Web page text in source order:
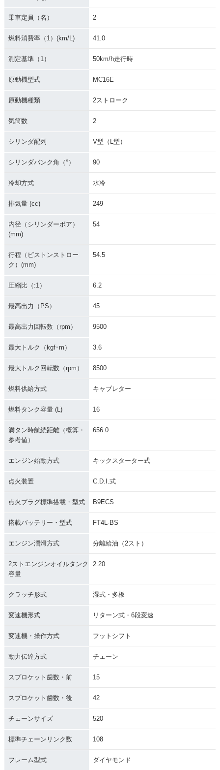
R・特別・限定仕様
SP・マイナーチェン
1988年 NSR250R
1988年 NSR250
1986年 NSR250
R・新登場
乗車定員（名） 2
燃料消費率（1）(km/L) 41.0
測定基準（1） 50km/h走行時
原動機型式 MC16E
原動機種類 2ストローク
気筒数 2
シリンダ配列 V型（L型）
シリンダバンク角（°） 90
冷却方式 水冷
排気量 (cc) 249
内径（シリンダーボア）
(mm)
54
行程（ピストンストロー
ク）(mm)
54.5
圧縮比（:1） 6.2
最高出力（PS） 45
最高出力回転数（rpm） 9500
最大トルク（kgf･m） 3.6
最大トルク回転数（rpm） 8500
燃料供給方式 キャブレター
燃料タンク容量 (L) 16
満タン時航続距離（概算・
参考値）
656.0
エンジン始動方式 キックスターター式
点火装置 C.D.I.式
点火プラグ標準搭載・型式 B9ECS
搭載バッテリー・型式 FT4L-BS
エンジン潤滑方式 分離給油（2スト）
2ストエンジンオイルタンク
容量
2.20
クラッチ形式 湿式・多板
変速機形式 リターン式・6段変速
変速機・操作方式 フットシフト
動力伝達方式 チェーン
スプロケット歯数・前 15
スプロケット歯数・後 42
チェーンサイズ 520
標準チェーンリンク数 108
フレーム型式 ダイヤモンド